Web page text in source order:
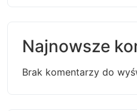
Najnowsze
Brak komentarzy do